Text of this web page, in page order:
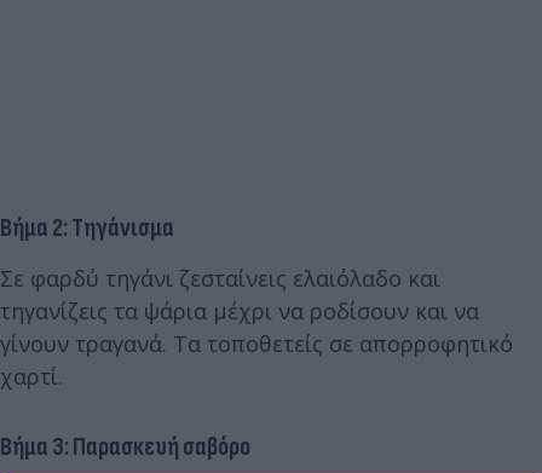
Βήμα 2: Τηγάνισμα
Σε φαρδύ τηγάνι ζεσταίνεις ελαιόλαδο και
τηγανίζεις τα ψάρια μέχρι να ροδίσουν και να
γίνουν τραγανά. Τα τοποθετείς σε απορροφητικό
χαρτί.
Βήμα 3: Παρασκευή σαβόρο